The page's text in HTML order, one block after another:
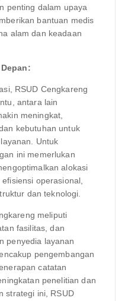
penting dalam upaya
bantuan medis
alam dan keadaan
RSUD Cengkareng
antara lain
meningkat,
kebutuhan untuk
Untuk
ini memerlukan
alokasi
operasional,
dan teknologi.
meliputi
fasilitas, dan
penyedia layanan
pengembangan
catatan
penelitian dan
strategi ini, RSUD